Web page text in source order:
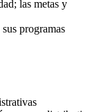
las metas y
programas